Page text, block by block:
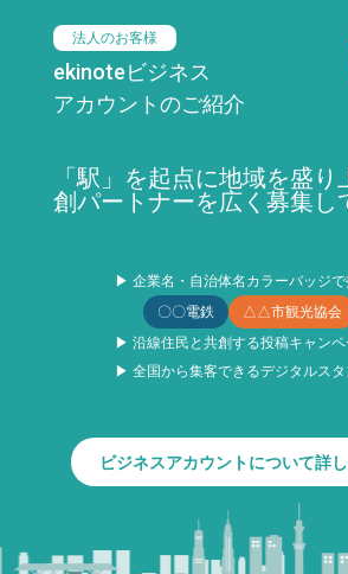
法人のお客様
ekinoteビジネス
アカウントのご紹介
「駅」を起点に地域を盛
創パートナーを広く募集し
▶ 企業名・自治体名カラーバッジで
〇〇電鉄
△△市観光協会
▶ 沿線住民と共創する投稿キャンペ
▶ 全国から集客できるデジタルスタ
ビジネスアカウントについて詳